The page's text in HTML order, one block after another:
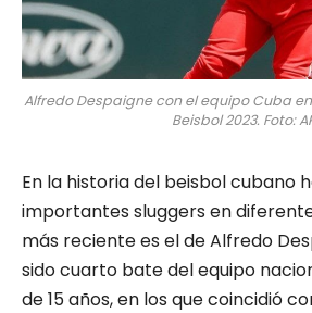
Alfredo Despaigne con el equipo Cuba
Beisbol 2023. Foto:
En la historia del beisbol cubano
importantes sluggers en
más reciente es el de Alfredo
sido cuarto bate del equipo
de 15 años, en los que coincidió